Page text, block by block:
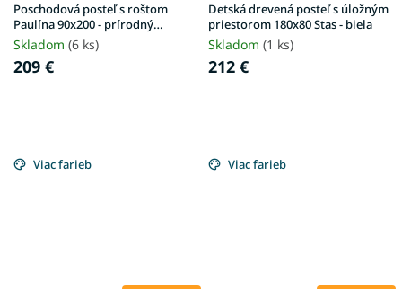
Poschodová posteľ s roštom
Paulína 90x200 - prírodný
povrch
Skladom (6 ks)
209 €
Detská drevená posteľ s úložným
priestorom 180x80 Stas - biela
Skladom (1 ks)
212 €
Viac farieb Viac farieb